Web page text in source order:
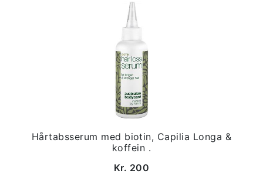
Hårtabsserum med biotin, Capilia Longa &
koffein .
Kr. 200